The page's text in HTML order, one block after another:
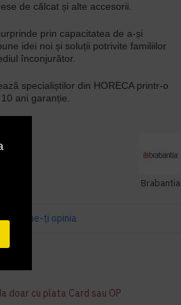
de călcat și alte accesorii.
prin capacitatea de a-și
idei noi și soluții potrivite familiilor
înconjurător.
specialiștilor din HORECA printr-o
ani garanție.
Brabantia
- Spune-ţi opinia
doar cu plata Card sau OP